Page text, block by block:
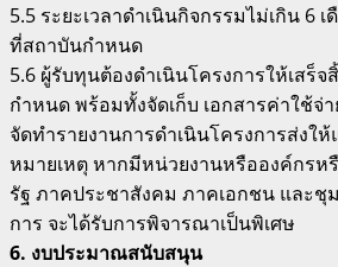
5.5 ระยะเวลาดำเนินกิจกรรมไม่เกิน 6
ที่สถาบันกำหนด
5.6 ผู้รับทุนต้องดำเนินโครงการให้เสร็
กำหนด พร้อมทั้งจัดเก็บ เอกสารค่าใช้จ่
จัดทำรายงานการดำเนินโครงการส่งใ
หมายเหตุ หากมีหน่วยงานหรือองค์กรห
รัฐ ภาคประชาสังคม ภาคเอกชน และ
การ จะได้รับการพิจารณาเป็นพิเศษ
6. งบประมาณสนับสนุน